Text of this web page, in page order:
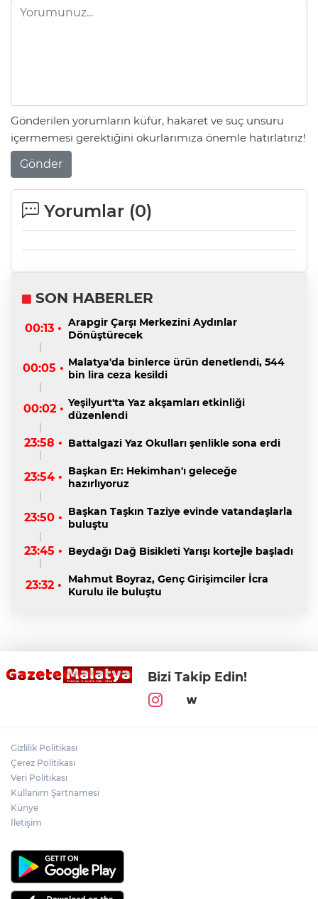
Gönderilen yorumların küfür, hakaret ve suç unsuru
içermemesi gerektiğini okurlarımıza önemle hatırlatırız!
Gönder
Yorumlar (0)
SON HABERLER
00:13 • Arapgir Çarşı Merkezini Aydınlar
Dönüştürecek
00:05 • Malatya'da binlerce ürün denetlendi, 544
bin lira ceza kesildi
00:02 • Yeşilyurt'ta Yaz akşamları etkinliği
düzenlendi
23:58 • Battalgazi Yaz Okulları şenlikle sona erdi
23:54 • Başkan Er: Hekimhan'ı geleceğe
hazırlıyoruz
23:50 • Başkan Taşkın Taziye evinde vatandaşlarla
buluştu
23:45 • Beydağı Dağ Bisikleti Yarışı kortejle başladı
23:32 •
Mahmut Boyraz, Genç Girişimciler İcra
Kurulu ile buluştu
Bizi Takip Edin!
Gizlilik Politikası
Çerez Politikası
Veri Politikası
Kullanım Şartnamesi
Künye
İletişim